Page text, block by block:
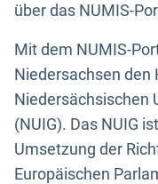
über das NUMIS-
Mit dem NUMIS-
Niedersachsen den
Niedersächsischen
(NUIG). Das NUIG
Umsetzung der
Europäischen